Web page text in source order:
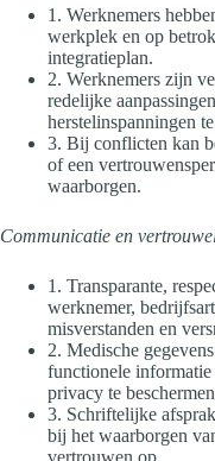
1. Werknemers
werkplek en op
integratieplan.
2. Werknemers zijn
redelijke
herstelinspanningen
3. Bij conflicten kan
of een
waarborgen.
Communicatie en
1. Transparante,
werknemer,
misverstanden en
2. Medische
functionele
privacy te
3. Schriftelijke
bij het waarborgen
vertrouwen op.